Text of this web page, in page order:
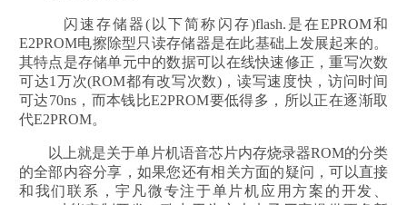
闪速存储器(以下简称闪存)flash.是在EPROM和
E2PROM电擦除型只读存储器是在此基础上发展起来的。
其特点是存储单元中的数据可以在线快速修正，重写次数
可达1万次(ROM都有改写次数)，读写速度快，访问时间
可达70ns，而本钱比E2PROM要低得多，所以正在逐渐取
代E2PROM。
以上就是关于单片机语音芯片内存烧录器ROM的分类
的全部内容分享，如果您还有相关方面的疑问，可以直接
和我们联系，宇凡微专注于单片机应用方案的开发、